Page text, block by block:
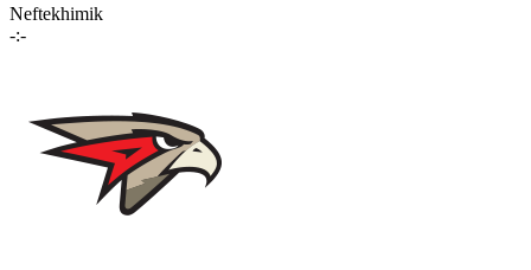
Neftekhimik
-:-